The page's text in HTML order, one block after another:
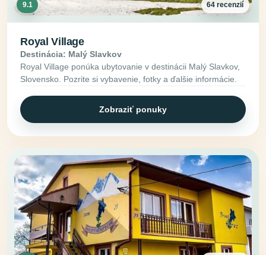
9.1 64 recenzií
Royal Village
Destinácia: Malý Slavkov
Royal Village ponúka ubytovanie v destinácii Malý Slavkov,
Slovensko. Pozrite si vybavenie, fotky a ďalšie informácie.
Zobraziť ponuky